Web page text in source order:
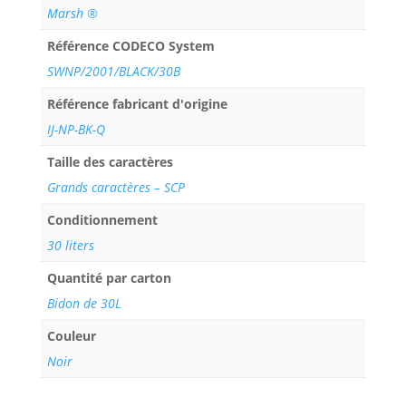
Marsh ®
Référence CODECO System
SWNP/2001/BLACK/30B
Référence fabricant d'origine
IJ-NP-BK-Q
Taille des caractères
Grands caractères – SCP
Conditionnement
30 liters
Quantité par carton
Bidon de 30L
Couleur
Noir